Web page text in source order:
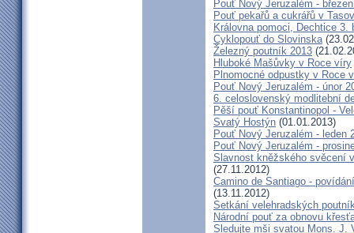
Pouť Nový Jeruzalém -
Pouť pekařů a cukrářů v
Královna pomoci, Dechtice
Cyklopouť do Slovinska
Železný poutník 2013
Hluboké Mašůvky v Roce víry
Plnomocné odpustky v Roce
Pouť Nový Jeruzalém - únor
6. celoslovenský modlitební
Pěší pouť Konstantinopol -
Svatý Hostýn (01.01.2013)
Pouť Nový Jeruzalém - leden
Pouť Nový Jeruzalém -
Slavnost kněžského svěcení
(27.11.2012)
Camino de Santiago -
(13.11.2012)
Setkání velehradských
Národní pouť za obnovu
Sledujte mši svatou Mons. J.